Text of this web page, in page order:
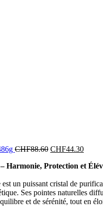
CHF88.60 CHF44.30
Harmonie, Protection et
est un puissant cristal de
Ses pointes naturelles
et de sérénité, tout en